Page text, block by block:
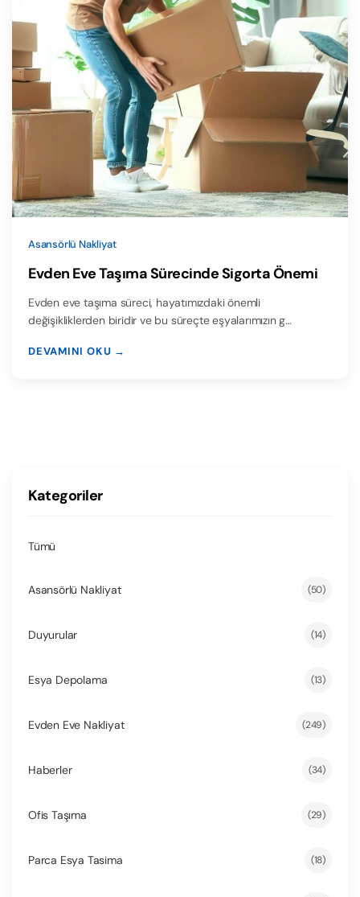
Asansörlü Nakliyat
Evden Eve Taşıma Sürecinde Sigorta Önemi
Evden eve taşıma süreci, hayatımızdaki önemli
değişikliklerden biridir ve bu süreçte eşyalarımızın g…
DEVAMINI OKU →
Kategoriler
Tümü
Asansörlü Nakliyat (50)
Duyurular (14)
Esya Depolama (13)
Evden Eve Nakliyat (249)
Haberler (34)
Ofis Taşıma (29)
Parca Esya Tasima (18)